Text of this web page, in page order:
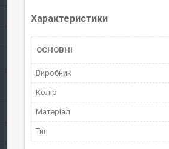
Характеристики
ОСНОВНІ
Виробник
Колір
Матеріал
Тип